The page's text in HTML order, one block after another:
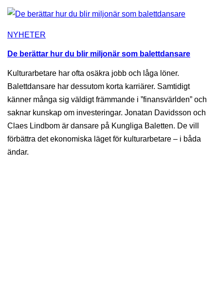
NYHETER
De berättar hur du blir miljonär som balettdansare
Kulturarbetare har ofta osäkra jobb och låga löner.
Balettdansare har dessutom korta karriärer. Samtidigt
känner många sig väldigt främmande i ”finansvärlden” och
saknar kunskap om investeringar. Jonatan Davidsson och
Claes Lindbom är dansare på Kungliga Baletten. De vill
förbättra det ekonomiska läget för kulturarbetare – i båda
ändar.